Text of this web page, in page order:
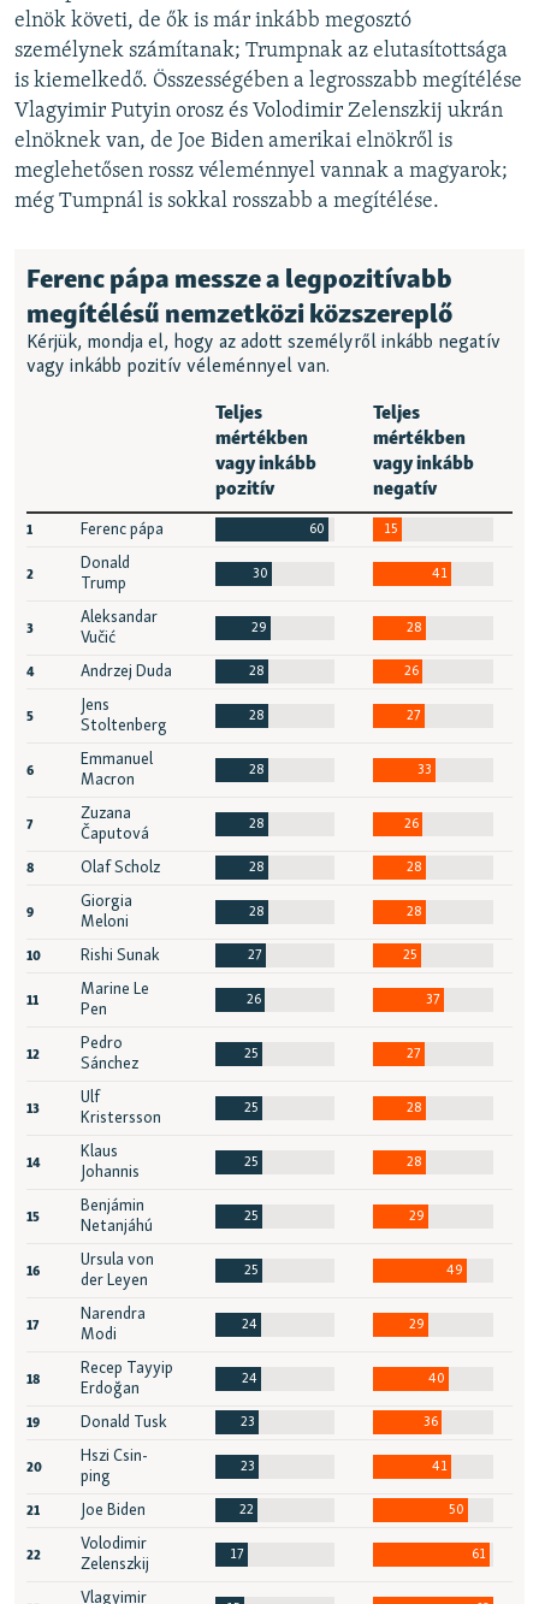
elnök követi, de ők is már inkább megosztó
személynek számítanak; Trumpnak az elutasítottsága
is kiemelkedő. Összességében a legrosszabb megítélése
Vlagyimir Putyin orosz és Volodimir Zelenszkij ukrán
elnöknek van, de Joe Biden amerikai elnökről is
meglehetősen rossz véleménnyel vannak a magyarok;
még Tumpnál is sokkal rosszabb a megítélése.